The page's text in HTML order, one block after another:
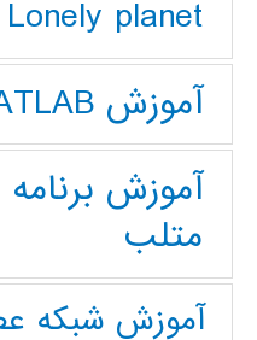
Lonely planet
آموزش MATLAB
آموزش
متلب
آموزش شبکه